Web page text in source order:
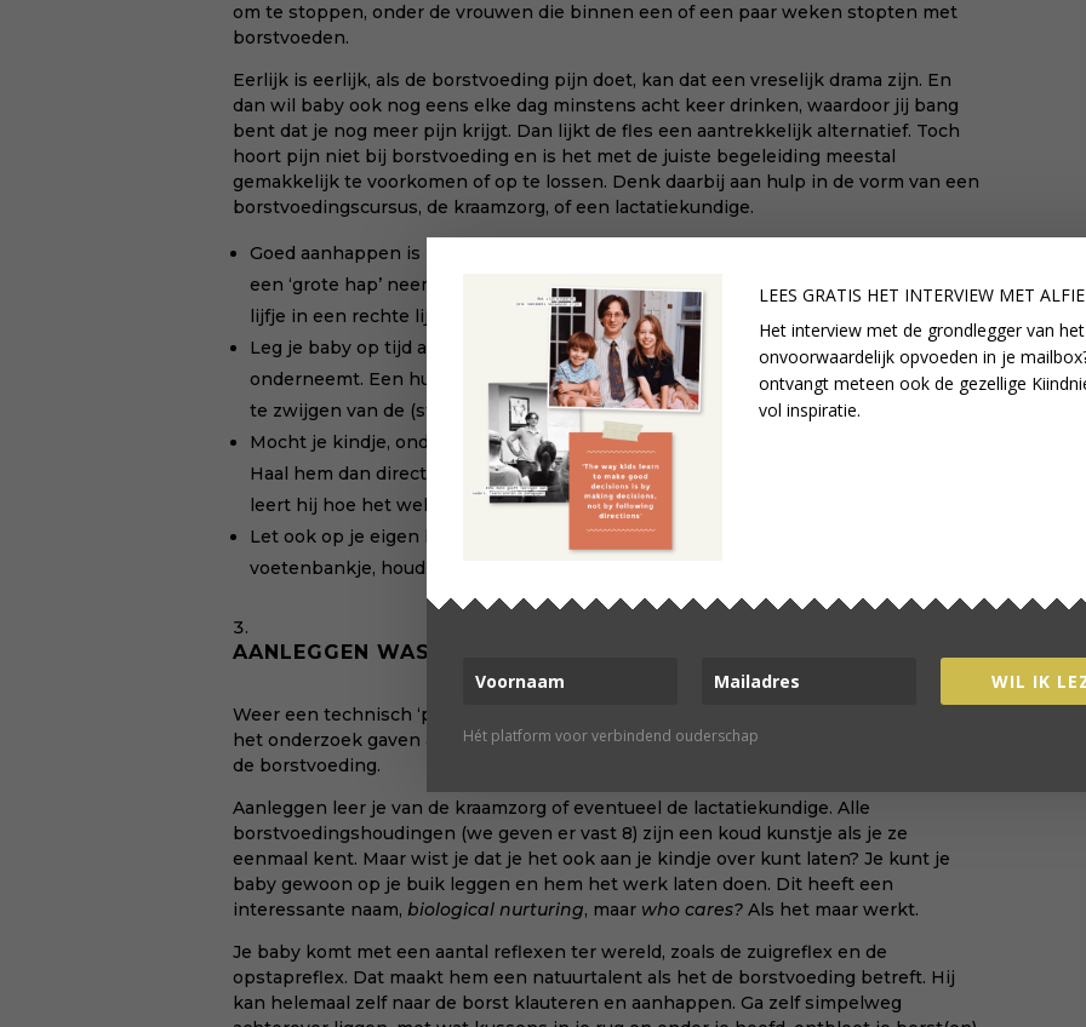
om te stoppen, onder de vrouwen die binnen een of een paar weken stopten met
borstvoeden.
Eerlijk is eerlijk, als de borstvoeding pijn doet, kan dat een vreselijk drama zijn. En
dan wil baby ook nog eens elke dag minstens acht keer drinken, waardoor jij bang
bent dat je nog meer pijn krijgt. Dan lijkt de fles een aantrekkelijk alternatief. Toch
hoort pijn niet bij borstvoeding en is het met de juiste begeleiding meestal
gemakkelijk te voorkomen of op te lossen. Denk daarbij aan hulp in de vorm van een
borstvoedingscursus, de kraamzorg, of een lactatiekundige.
Goed aanhappen is het allerbelangrijkst als het gaat om comfortabel voeden. Als hij
een ‘grote hap’ neemt, zijn hoofdje een beetje naar achter gekanteld houdt en zijn
lijfje in een rechte lijn tegen je aan ligt, ben je al een heel eind onderweg.
Leg je baby op tijd aan. Dat betekent dat je al bij de eerste hongersignalen actie
onderneemt. Een huilende baby is sneller geneigd om slordig te drinken, om maar
te zwijgen van de (stress)reactie die het bij jou veroorzaakt.
Mocht je kindje, ondanks al je zorg, niet goed liggen en voel je pijn in je tepels?
Haal hem dan direct van de borst af, haal diep adem en begin opnieuw. Alleen zo
leert hij hoe het wel goed gaat.
Let ook op je eigen houding. Ondersteun jezelf eventueel met kussens en een
voetenbankje, houd je rug recht en laat je schouders zakken.
AANLEGGEN WAS MOEILIJK
Weer een technisch ‘probleem’, vinden de onderzoekers van TNO: veel moeders uit
het onderzoek gaven aan dat ze aanleggen moeilijk vonden en daarom stopten met
de borstvoeding.
Aanleggen leer je van de kraamzorg of eventueel de lactatiekundige. Alle
borstvoedingshoudingen (we geven er vast 8) zijn een koud kunstje als je ze
eenmaal kent. Maar wist je dat je het ook aan je kindje over kunt laten? Je kunt je
baby gewoon op je buik leggen en hem het werk laten doen. Dit heeft een
interessante naam, biological nurturing, maar who cares? Als het maar werkt.
Je baby komt met een aantal reflexen ter wereld, zoals de zuigreflex en de
opstapreflex. Dat maakt hem een natuurtalent als het de borstvoeding betreft. Hij
kan helemaal zelf naar de borst klauteren en aanhappen. Ga zelf simpelweg
LEES GRATIS HET INTERVIEW MET
Het interview met de grondlegger van het
onvoorwaardelijk opvoeden in je
ontvangt meteen ook de gezellige
vol inspiratie.
WIL IK
Hét platform voor verbindend ouderschap